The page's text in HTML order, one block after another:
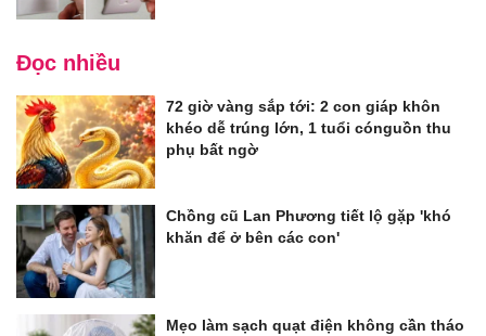
Đọc nhiều
72 giờ vàng sắp tới: 2 con giáp khôn
khéo dễ trúng lớn, 1 tuổi cónguồn thu
phụ bất ngờ
Chồng cũ Lan Phương tiết lộ gặp 'khó
khăn để ở bên các con'
Mẹo làm sạch quạt điện không cần tháo